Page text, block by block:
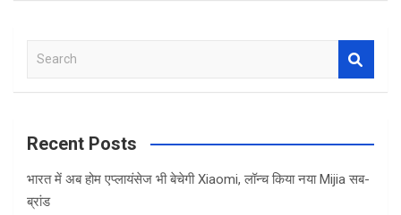
a
c
Recent Posts
भारत में अब होम एप्लायंसेज भी बेचेगी Xiaomi, लॉन्च किया नया Mijia सब-
ब्रांड